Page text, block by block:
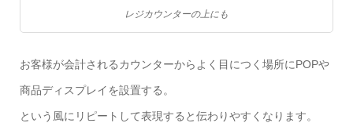
レジカウンターの上にも
お客様が会計されるカウンターからよく目につく場所にPOPや
商品ディスプレイを設置する。
という風にリピートして表現すると伝わりやすくなります。